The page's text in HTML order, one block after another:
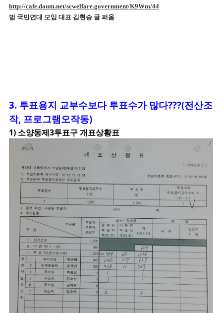
http://cafe.daum.net/scwelfare.government/K9Wm/44
범 국민연대 모임 대표 김현승 글 퍼옴
3. 투표용지 교부수보다 투표수가 많다???(전산조
작, 프로그램오작동)
1) 소양동제3투표구 개표상황표